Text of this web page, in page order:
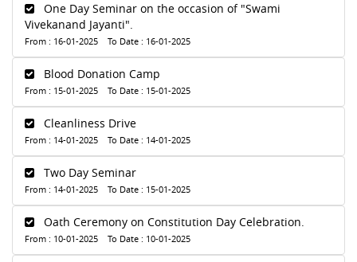
One Day Seminar on the occasion of "Swami
Vivekanand Jayanti".
From : 16-01-2025 To Date : 16-01-2025
Blood Donation Camp
From : 15-01-2025 To Date : 15-01-2025
Cleanliness Drive
From : 14-01-2025 To Date : 14-01-2025
Two Day Seminar
From : 14-01-2025 To Date : 15-01-2025
Oath Ceremony on Constitution Day Celebration.
From : 10-01-2025 To Date : 10-01-2025